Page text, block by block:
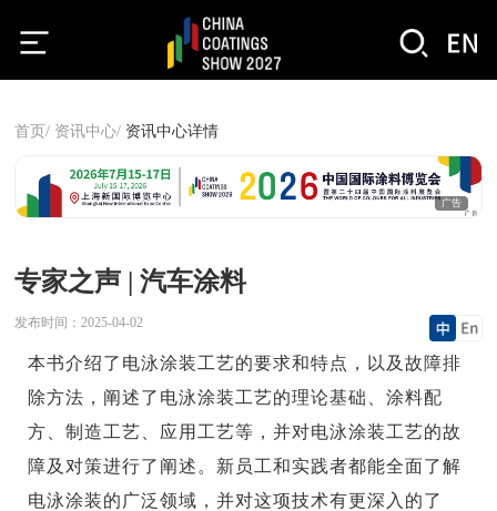
首页/ 资讯中心/ 资讯中心详情
广告
专家之声 | 汽车涂料
发布时间： 2025-04-02
本书介绍了电泳涂装工艺的要求和特点，以及故障排
除方法，阐述了电泳涂装工艺的理论基础、涂料配
方、制造工艺、应用工艺等，并对电泳涂装工艺的故
障及对策进行了阐述。新员工和实践者都能全面了解
电泳涂装的广泛领域，并对这项技术有更深入的了